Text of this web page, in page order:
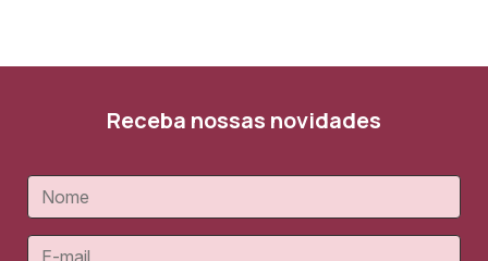
Receba nossas novidades